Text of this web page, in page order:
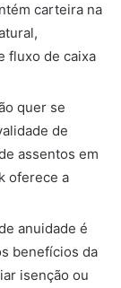
carteira na
fluxo de caixa
quer se
de
assentos em
oferece a
anuidade é
benefícios da
isenção ou